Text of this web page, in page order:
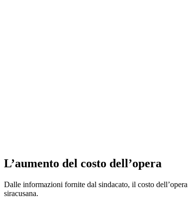
L’aumento del costo dell’opera
Dalle informazioni fornite dal sindacato, il costo
siracusana.